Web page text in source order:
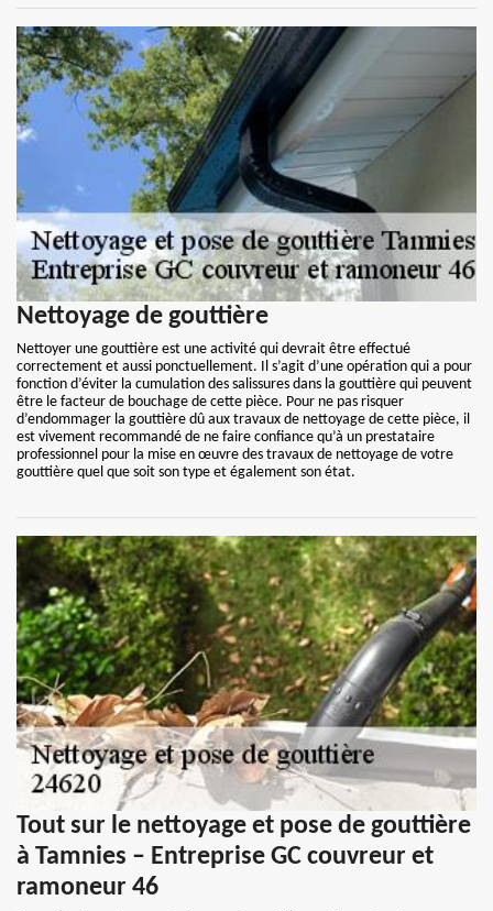
Nettoyage de gouttière
Nettoyer une gouttière est une activité qui devrait être effectué
correctement et aussi ponctuellement. Il s’agit d’une opération qui a pour
fonction d’éviter la cumulation des salissures dans la gouttière qui peuvent
être le facteur de bouchage de cette pièce. Pour ne pas risquer
d’endommager la gouttière dû aux travaux de nettoyage de cette pièce, il
est vivement recommandé de ne faire confiance qu’à un prestataire
professionnel pour la mise en œuvre des travaux de nettoyage de votre
gouttière quel que soit son type et également son état.
Tout sur le nettoyage et pose de gouttière
à Tamnies – Entreprise GC couvreur et
ramoneur 46